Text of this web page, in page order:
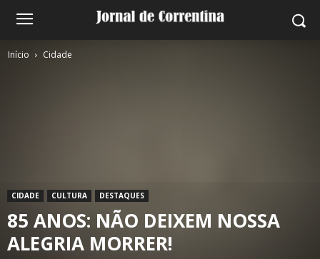
Início Cidade
CIDADE CULTURA DESTAQUES
85 ANOS: NÃO DEIXEM NOSSA
ALEGRIA MORRER!